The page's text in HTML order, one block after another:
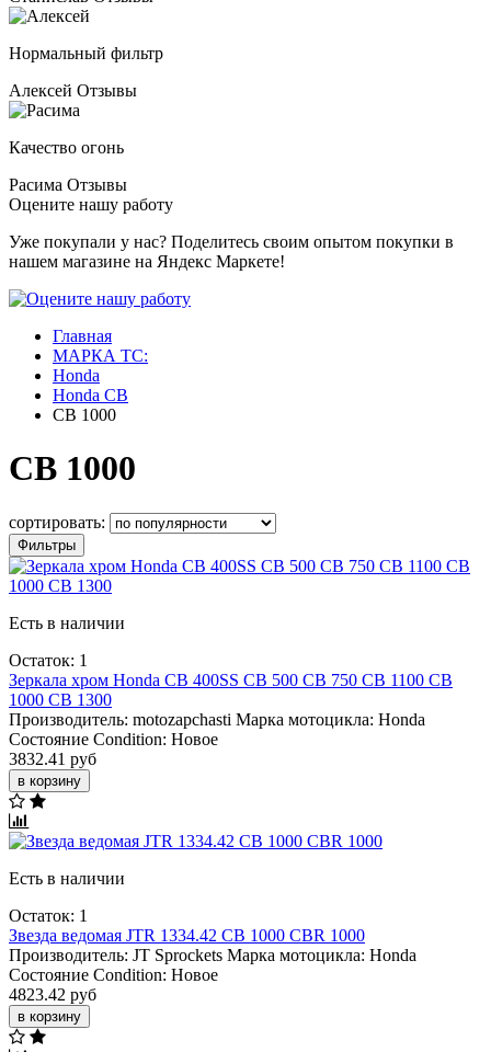
Нормальный фильтр
Алексей Отзывы
Качество огонь
Расима Отзывы
Оцените нашу работу
Уже покупали у нас? Поделитесь своим опытом покупки в
нашем магазине на Яндекс Маркете!
Главная
МАРКА ТС:
Honda
Honda CB
CB 1000
CB 1000
сортировать:
Фильтры
Есть в наличии
Остаток: 1
Зеркала хром Honda CB 400SS CB 500 CB 750 CB 1100 CB
1000 CB 1300
Производитель: motozapchasti Марка мотоцикла: Honda
Состояние Condition: Новое
3832.41 руб
в корзину
Есть в наличии
Остаток: 1
Звезда ведомая JTR 1334.42 CB 1000 CBR 1000
Производитель: JT Sprockets Марка мотоцикла: Honda
Состояние Condition: Новое
4823.42 руб
в корзину